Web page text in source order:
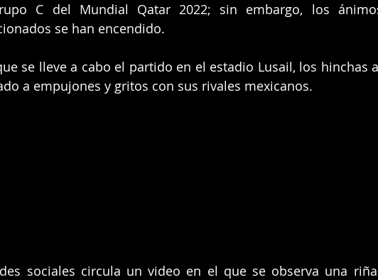
C del Mundial Qatar 2022; sin embargo, los
se han encendido.
se lleve a cabo el partido en el estadio Lusail, los hinchas
a empujones y gritos con sus rivales mexicanos.
sociales circula un video en el que se observa una